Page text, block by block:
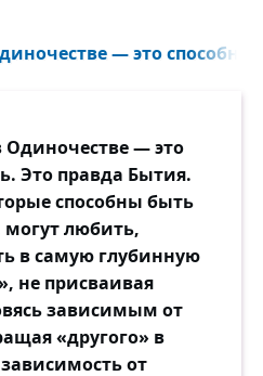
— это
Одиночестве — это
Это правда Бытия.
способны быть
могут любить,
в самую глубинную
не присваивая
зависимым от
«другого» в
от